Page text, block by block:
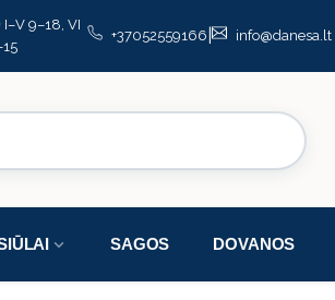
I–V 9–18, VI
+37052559166 info@danesa.lt
SAGOS DOVANOS